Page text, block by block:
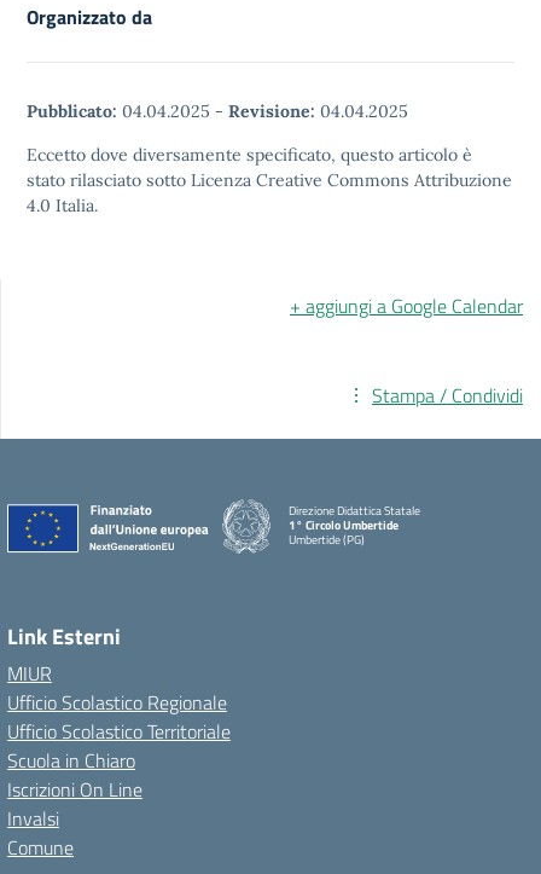
Organizzato da
Pubblicato: 04.04.2025 - Revisione: 04.04.2025
Eccetto dove diversamente specificato, questo articolo è
stato rilasciato sotto Licenza Creative Commons Attribuzione
4.0 Italia.
+ aggiungi a Google Calendar
Stampa / Condividi
Direzione Didattica Statale
1° Circolo Umbertide
Umbertide (PG)
Link Esterni
MIUR
Ufficio Scolastico Regionale
Ufficio Scolastico Territoriale
Scuola in Chiaro
Iscrizioni On Line
Invalsi
Comune